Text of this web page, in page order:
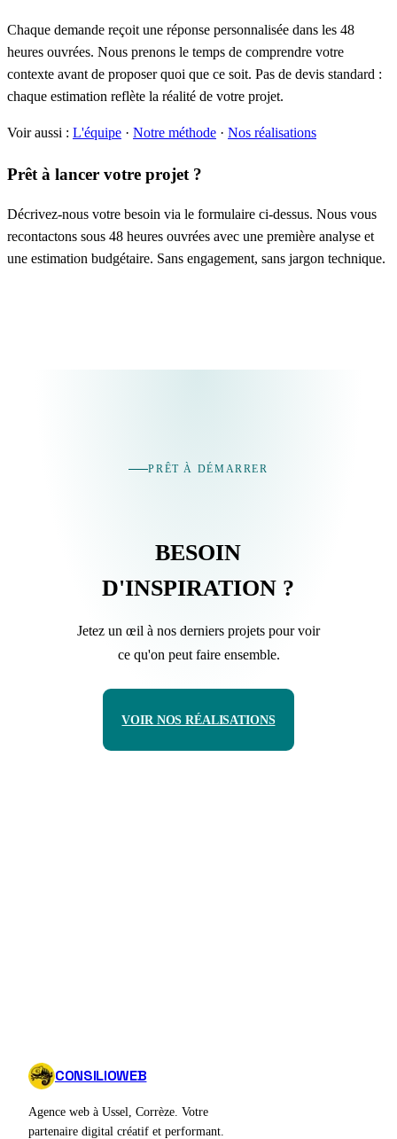
Chaque demande reçoit une réponse personnalisée dans les 48
heures ouvrées. Nous prenons le temps de comprendre votre
contexte avant de proposer quoi que ce soit. Pas de devis standard :
chaque estimation reflète la réalité de votre projet.
Voir aussi : L'équipe · Notre méthode · Nos réalisations
Prêt à lancer votre projet ?
Décrivez-nous votre besoin via le formulaire ci-dessus. Nous vous
recontactons sous 48 heures ouvrées avec une première analyse et
une estimation budgétaire. Sans engagement, sans jargon technique.
PRÊT À DÉMARRER
BESOIN
D'INSPIRATION ?
Jetez un œil à nos derniers projets pour voir
ce qu'on peut faire ensemble.
VOIR NOS RÉALISATIONS
CONSILIOWEB
Agence web à Ussel, Corrèze. Votre
partenaire digital créatif et performant.